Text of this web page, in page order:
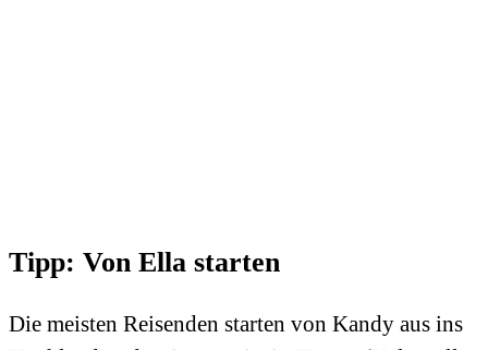
Tipp: Von Ella starten
Die meisten Reisenden starten von Kandy aus ins